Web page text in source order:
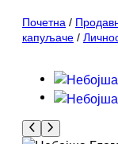
Почетна /
капуљаче /